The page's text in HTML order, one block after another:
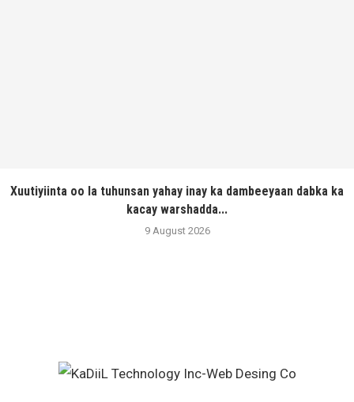
Xuutiyiinta oo la tuhunsan yahay inay ka dambeeyaan dabka ka
kacay warshadda...
9 August 2026